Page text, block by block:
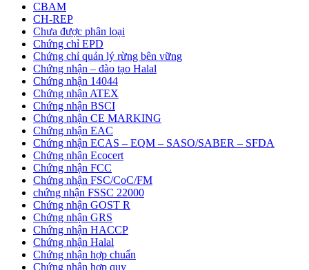
CBAM
CH-REP
Chưa được phân loại
Chứng chỉ EPD
Chứng chỉ quản lý rừng bên vững
Chứng nhận – đào tạo Halal
Chứng nhận 14044
Chứng nhận ATEX
Chứng nhận BSCI
Chứng nhận CE MARKING
Chứng nhận EAC
Chứng nhận ECAS – EQM – SASO/SABER – SFDA
Chứng nhận Ecocert
Chứng nhận FCC
Chứng nhận FSC/CoC/FM
chứng nhận FSSC 22000
Chứng nhận GOST R
Chứng nhận GRS
Chứng nhận HACCP
Chứng nhận Halal
Chứng nhận hợp chuẩn
Chứng nhận hơp quy